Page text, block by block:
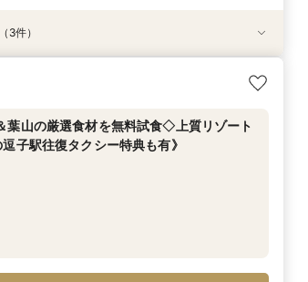
スメ初級編フェア＞来店・登録不要！オン
景と美食でもてなすステイリゾートWD◇
3件）
葉山の厳選食材を無料試食◇上質リゾート
子駅往復タクシー特典も有》